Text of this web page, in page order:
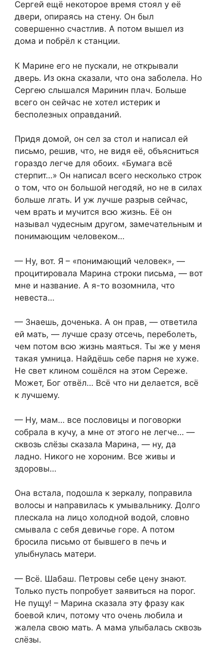
Сергей ещё некоторое время стоял у её
двери, опираясь на стену. Он был
совершенно счастлив. А потом вышел из
дома и побрёл к станции.
К Марине его не пускали, не открывали
дверь. Из окна сказали, что она заболела. Но
Сергею слышался Маринин плач. Больше
всего он сейчас не хотел истерик и
бесполезных оправданий.
Придя домой, он сел за стол и написал ей
письмо, решив, что, не видя её, объясниться
гораздо легче для обоих. «Бумага всё
стерпит…» Он написал всего несколько строк
о том, что он большой негодяй, но не в силах
больше лгать. И уж лучше разрыв сейчас,
чем врать и мучится всю жизнь. Её он
называл чудесным другом, замечательным и
понимающим человеком…
— Ну, вот. Я – «понимающий человек», —
процитировала Марина строки письма, — вот
мне и название. А я-то возомнила, что
невеста…
— Знаешь, доченька. А он прав, — ответила
ей мать, — лучше сразу отсечь, переболеть,
чем потом всю жизнь маяться. Ты же у меня
такая умница. Найдёшь себе парня не хуже.
Не свет клином сошёлся на этом Сереже.
Может, Бог отвёл… Всё что ни делается, всё
к лучшему.
— Ну, мам… все пословицы и поговорки
собрала в кучу, а мне от этого не легче… —
сквозь слёзы сказала Марина, — ну, да
ладно. Никого не хороним. Все живы и
здоровы…
Она встала, подошла к зеркалу, поправила
волосы и направилась к умывальнику. Долго
плескала на лицо холодной водой, словно
смывала с себя девичье горе. А потом
бросила письмо от бывшего в печь и
улыбнулась матери.
— Всё. Шабаш. Петровы себе цену знают.
Только пусть попробует заявиться на порог.
Не пущу! – Марина сказала эту фразу как
боевой клич, потому что очень любила и
жалела свою мать. А мама улыбалась сквозь
слёзы.